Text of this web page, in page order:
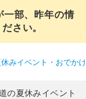
一部、昨年の情
さい。
みイベント・おでか
の夏休みイベント